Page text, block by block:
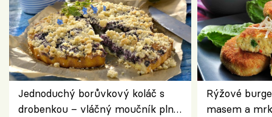
Jednoduchý borůvkový koláč s
drobenkou – vláčný moučník plný
Rýžové
masem a